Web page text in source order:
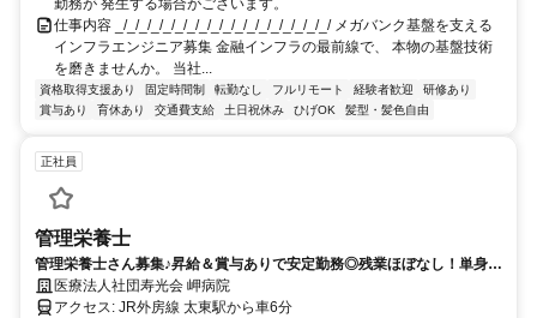
勤務が 発生する場合がございます。
仕事内容 _/_/_/_/_/_/_/_/_/_/_/_/_/_/_/_/_/_/ メガバンク基盤を支える
インフラエンジニア募集 金融インフラの最前線で、 本物の基盤技術
を磨きませんか。 当社...
資格取得支援あり 固定時間制 転勤なし フルリモート 経験者歓迎
研修あり
賞与あり
育休あり 交通費支給 土日祝休み ひげOK 髪型・髪色自由
正社員
管理栄養士
管理栄養士さん募集♪昇給＆賞与ありで安定勤務◎残業ほぼなし！単身寮
や24時間託児所完備で子育て中も安心できる環境です★
医療法人社団寿光会 岬病院
アクセス: JR外房線 太東駅から車6分